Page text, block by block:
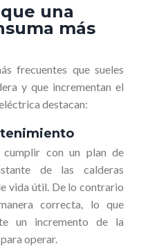
una
más
frecuentes que sueles
y que incrementan el
destacan:
cumplir con un plan de
de las calderas
vida útil. De lo contrario
correcta, lo que
un incremento de la
operar.